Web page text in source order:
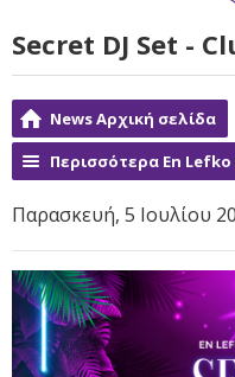
Secret DJ Set -
News Αρχική σελίδα
Περισσότερα En
Παρασκευή, 5 Ιουλίου